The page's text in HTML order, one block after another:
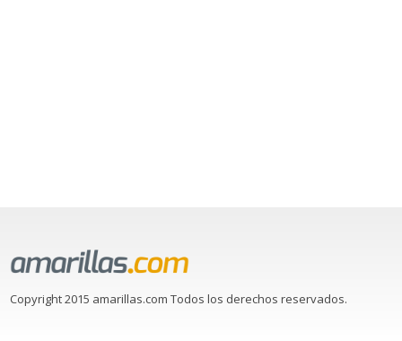
Copyright 2015 amarillas.com Todos los derechos reservados.